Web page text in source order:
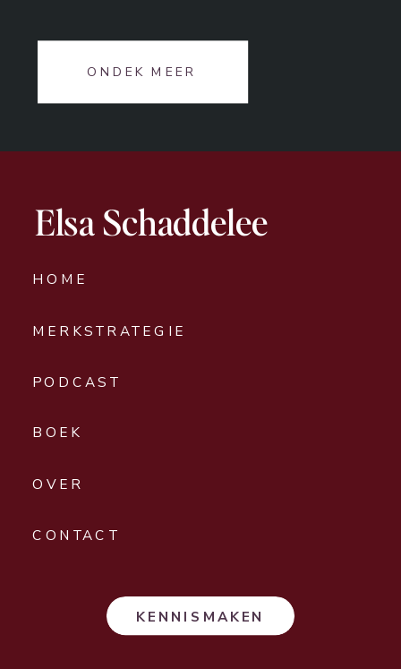
ONDEK MEER
HOME
MERKSTRATEGIE
PODCAST
OVER
BOEK
CONTACT
Elsa Schaddelee
KENNISMAKEN